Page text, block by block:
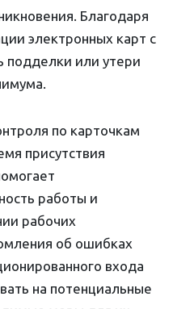
Благодаря
электронных карт с
подделки или утери
по карточкам
присутствия
работы и
рабочих
об ошибках
входа
на потенциальные